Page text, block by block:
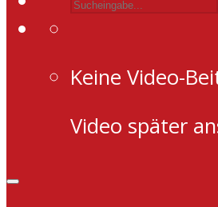
Keine Video-
Video später